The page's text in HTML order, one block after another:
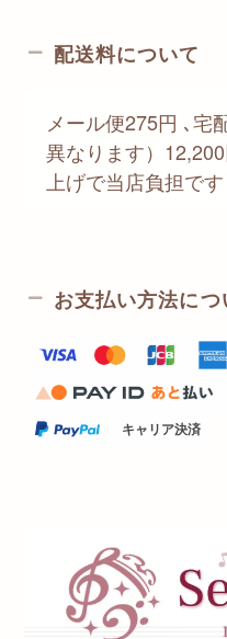
配送料について
メール便275円 ､宅
異なります）
上げで当店負担です
お支払い方法につ
キャリア決済